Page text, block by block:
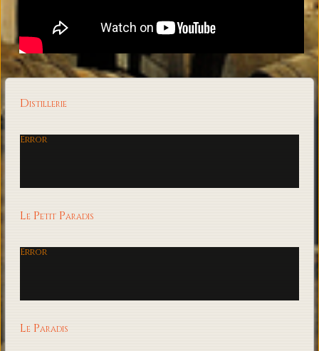
Distillerie
Error
Le Petit Paradis
Error
Le Paradis